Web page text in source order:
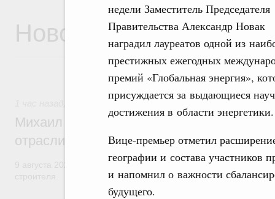
недели Заместитель Председателя
Правительства Александр Новак
наградил лауреатов одной из
престижных ежегодных
премий «Глобальная энергия»,
присуждается за выдающиеся
достижения в области энергетики.
Вице-премьер отметил
географии и состава участников
и напомнил о важности
будущего.
Новости
Регулирование в сфере строительства
Михаил Мишустин поздравил
отрасли с профессиональным
9 августа 2026 года отмечается профессиональный праздник